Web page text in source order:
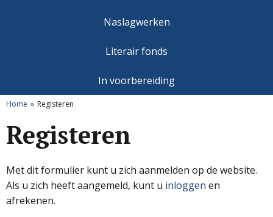
Naslagwerken
Literair fonds
In voorbereiding
Home Registeren
Registeren
Met dit formulier kunt u zich aanmelden op de website.
Als u zich heeft aangemeld, kunt u inloggen en
afrekenen.